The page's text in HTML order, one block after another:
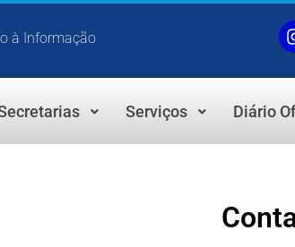
à Informação
Serviços Diário